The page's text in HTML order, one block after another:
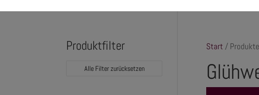
Start /
Produktfilter
Alle Filter zurücksetzen